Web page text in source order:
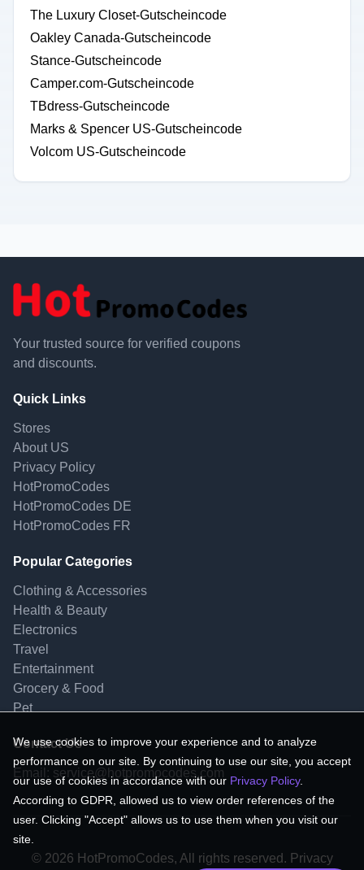
The Luxury Closet-Gutscheincode
Oakley Canada-Gutscheincode
Stance-Gutscheincode
Camper.com-Gutscheincode
TBdress-Gutscheincode
Marks & Spencer US-Gutscheincode
Volcom US-Gutscheincode
Your trusted source for verified coupons
and discounts.
Quick Links
Stores
About US
Privacy Policy
HotPromoCodes
HotPromoCodes DE
HotPromoCodes FR
Popular Categories
Clothing & Accessories
Health & Beauty
Electronics
Travel
Entertainment
Grocery & Food
Pet
Contact Us
Email: service@hotpromocodes.com
© 2026 HotPromoCodes, All rights reserved. Privacy
We use cookies to improve your experience and to analyze
performance on our site. By continuing to use our site, you accept
our use of cookies in accordance with our Privacy Policy.
According to GDPR, allowed us to view order references of the
user. Clicking "Accept" allows us to use them when you visit our
site.